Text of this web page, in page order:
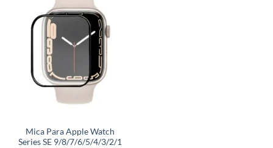
lista de
deseos
Mica Para Apple Watch
Series SE 9/8/7/6/5/4/3/2/1